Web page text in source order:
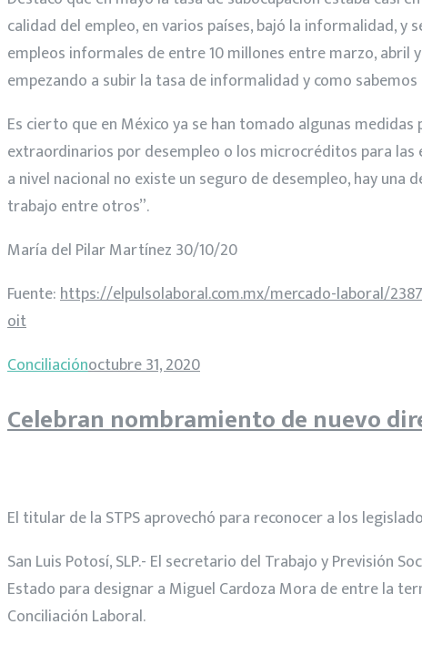
calidad del empleo, en varios países, bajó la informalidad,
empleos informales de entre 10 millones entre marzo,
empezando a subir la tasa de informalidad y como
Es cierto que en México ya se han tomado algunas
extraordinarios por desempleo o los microcréditos para
a nivel nacional no existe un seguro de desempleo, hay
trabajo entre otros”.
María del Pilar Martínez 30/10/20
Fuente:https://elpulsolaboral.com.mx/mercado-laboral/
oit
Conciliaciónoctubre 31, 2020
Celebran nombramiento de nuevo
El titular de la STPS aprovechó para reconocer a los
San Luis Potosí, SLP.- El secretario del Trabajo y Previsión
Estado para designar a Miguel Cardoza Mora de entre la
Conciliación Laboral.